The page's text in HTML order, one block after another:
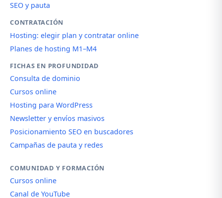
SEO y pauta
CONTRATACIÓN
Hosting: elegir plan y contratar online
Planes de hosting M1–M4
FICHAS EN PROFUNDIDAD
Consulta de dominio
Cursos online
Hosting para WordPress
Newsletter y envíos masivos
Posicionamiento SEO en buscadores
Campañas de pauta y redes
COMUNIDAD Y FORMACIÓN
Cursos online
Canal de YouTube